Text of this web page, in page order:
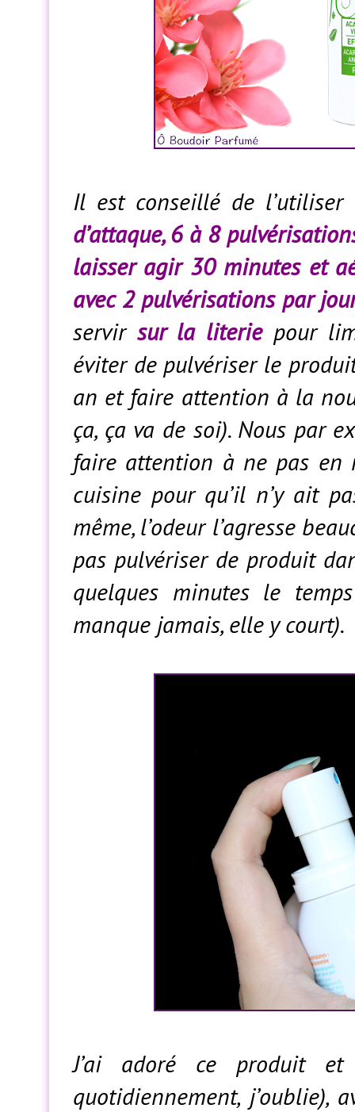
Il est conseillé de
d’attaque, 6 à 8
laisser agir 30 minutes et
avec 2 pulvérisations par
servir sur la literiepour
éviter de pulvériser le
an et faire attention à la
ça, ça va de soi). Nous par
faire attention à ne pas en
cuisine pour qu’il n’y ait
même, l’odeur l’agresse
pas pulvériser de produit
quelques minutes le
manque jamais, elle y court).
J’ai adoré ce produit
quotidiennement, j’oublie),